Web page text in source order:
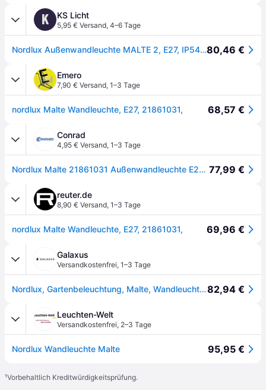
K KS Licht
5,95 € Versand, 4–6 Tage
Nordlux Außenwandleuchte MALTE 2, E27, IP54, verzinkt NORD-2186103180,46 €
Emero
7,90 € Versand, 1–3 Tage
nordlux Malte Wandleuchte, E27, 21861031, 68,57 €
Conrad
4,95 € Versand, 1–3 Tage
Nordlux Malte 21861031 Außenwandleuchte E27 Verzinkt 77,99 €
reuter.de
8,90 € Versand, 1–3 Tage
nordlux Malte Wandleuchte, E27, 21861031, 69,96 €
Galaxus
Versandkostenfrei, 1–3 Tage
Nordlux, Gartenbeleuchtung, Malte, Wandleuchte, Verzinkt (E27, IP54)82,94 €
Leuchten-Welt
Versandkostenfrei, 2–3 Tage
Nordlux Wandleuchte Malte 95,95 €
¹Vorbehaltlich Kreditwürdigkeitsprüfung.